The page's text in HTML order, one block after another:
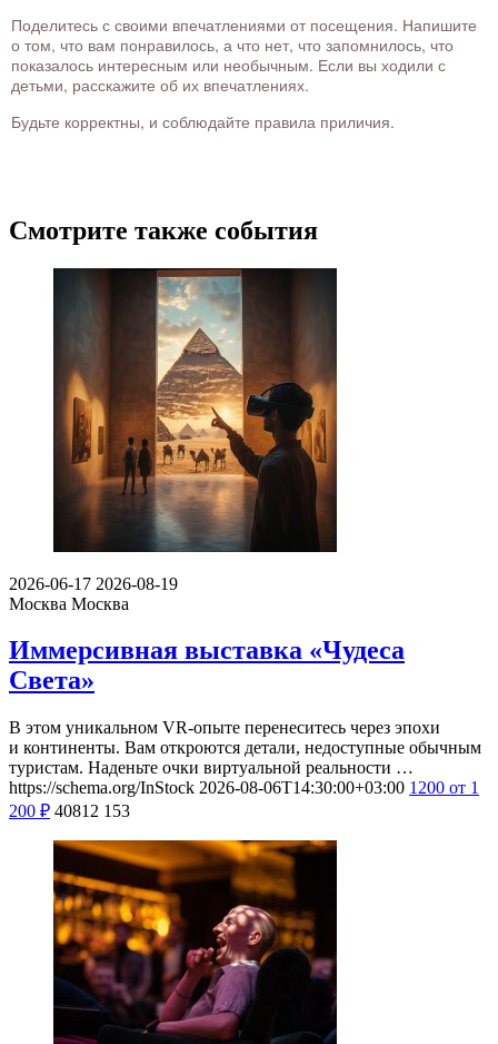
Поделитесь с своими впечатлениями от посещения. Напишите
о том, что вам понравилось, а что нет, что запомнилось, что
показалось интересным или необычным. Если вы ходили с
детьми, расскажите об их впечатлениях.
Будьте корректны, и соблюдайте правила приличия.
Смотрите также события
2026-06-17 2026-08-19
Москва Москва
Иммерсивная выставка «Чудеса
Света»
В этом уникальном VR-опыте перенеситесь через эпохи
и континенты. Вам откроются детали, недоступные обычным
туристам. Наденьте очки виртуальной реальности …
https://schema.org/InStock 2026-08-06T14:30:00+03:00 1200 от 1
200 ₽ 40812 153